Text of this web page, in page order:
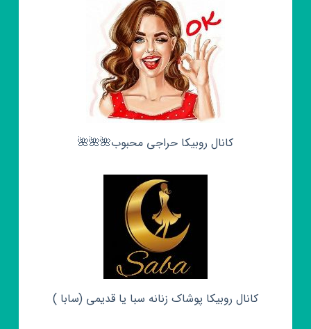
کانال روبیکا حراجی محبوب🌺🌺🌺
کانال روبیکا پوشاک زنانه سبا یا قدیمی (سابا )